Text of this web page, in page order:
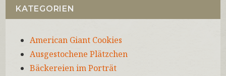
KATEGORIEN
American Giant Cookies
Ausgestochene Plätzchen
Bäckereien im Porträt